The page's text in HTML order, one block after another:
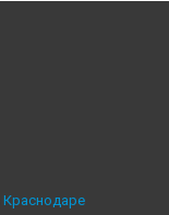
Краснодаре